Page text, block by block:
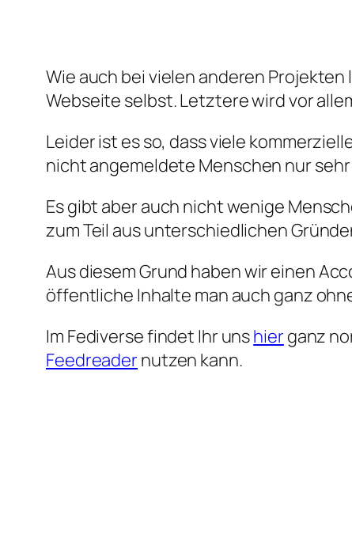
Wie auch bei vielen anderen
Webseite selbst. Letztere wird vor
Leider ist es so, dass viele
nicht angemeldete Menschen nur
Es gibt aber auch nicht wenige
zum Teil aus unterschiedlichen
Aus diesem Grund haben wir einen
öffentliche Inhalte man auch ganz
Im Fediverse findet Ihr unshierganz
Feedreadernutzen kann.